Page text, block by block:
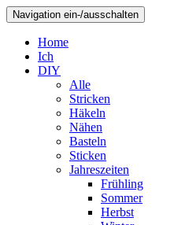
Navigation ein-/ausschalten
Home
Ich
DIY
Alle
Stricken
Häkeln
Nähen
Basteln
Sticken
Jahreszeiten
Frühling
Sommer
Herbst